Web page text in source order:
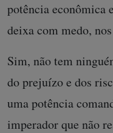
potência econômica
deixa com medo,
Sim, não tem
do prejuízo e dos
uma potência
imperador que não